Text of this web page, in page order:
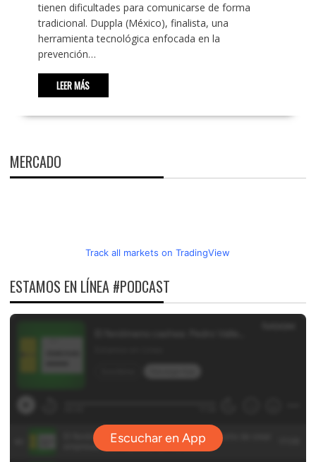
tienen dificultades para comunicarse de forma
tradicional. Duppla (México), finalista, una
herramienta tecnológica enfocada en la
prevención…
LEER MÁS
MERCADO
Track all markets on TradingView
ESTAMOS EN LÍNEA #PODCAST